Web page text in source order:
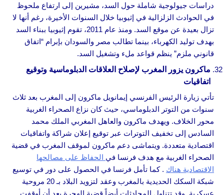
دراسات جيولوجية شاملة حول السد، مشيرين إلى ارتفاع ملحوظ
في الحوادث الزلزالية في إثيوبيا خلال السنوات الأخيرة، رغم أنها لا
تزال بعيدة عن موقع السد. ومنذ عام 2011، تقوم إثيوبيا ببناء السد
بهدف توليد الكهرباء، بينما تطالب مصر والسودان بإبرام “اتفاق
قانوني ملزم” ينظم قواعد ملء وتشغيل السد.
ماكرون يزور المغرب لإصلاح العلاقات الدبلوماسية وتوقيع
اتفاقيات
تأتي زيارة الرئيس الفرنسي إيمانويل ماكرون إلى المغرب بعد ثلاث
سنوات من التوتر الدبلوماسي، حيث كان نزاع الصحراء الغربية
محور الخلاف. ويهدف ماكرون والعاهل المغربي الملك محمد
السادس إلى تخفيف التوترات عبر توقيع إعلان شراكة واتفاقيات
اقتصادية متعددة. ويتماشى دعم ماكرون لموقف المغرب في قضية
الصحراء الغربية مع هدف فرنسا في الحفاظ على مصالحها
الاقتصادية هناك . كما تأمل فرنسا في الحصول على دور في توسيع
شبكة السكك الحديدية بالمغرب وعقد لتزويد البلاد بـ 20 مروحية